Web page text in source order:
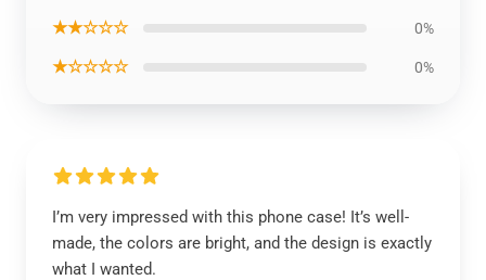
★★☆☆☆ 0%
★☆☆☆☆ 0%
I’m very impressed with this phone case! It’s well-
made, the colors are bright, and the design is exactly
what I wanted.